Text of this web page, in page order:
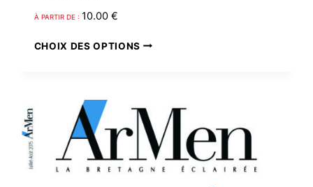
À PARTIR DE : 10.00 €
CHOIX DES OPTIONS
variations.
Les
options
peuvent